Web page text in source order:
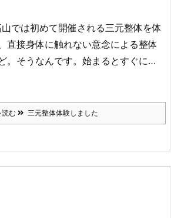
では初めて開催される三元整体を体
直接身体に触れない意念による整体
。そうなんです。始まるとすぐに…
読む 三元整体体験しました